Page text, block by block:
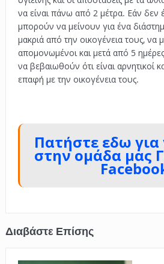
να είναι πάνω από 2 μέτρα. Εάν
μπορούν να μείνουν για ένα
μακριά από την οικογένεια τους, να
απομονωμένοι και μετά από 5
να βεβαιωθούν ότι είναι αρνητικοί
επαφή με την οικογένεια τους.
Πατήστε εδω για
στην ομάδα μας